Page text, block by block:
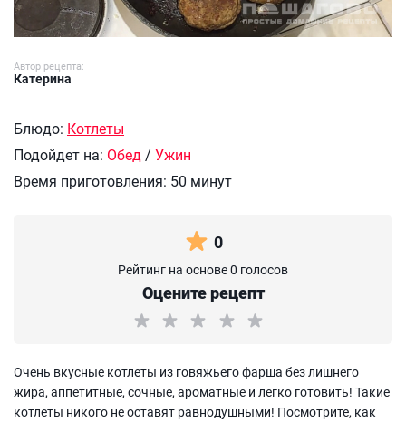
Автор рецепта:
Катерина
Блюдо: Котлеты
Подойдет на: Обед/ Ужин
Время приготовления: 50 минут
0
Рейтинг на основе 0 голосов
Оцените рецепт
Очень вкусные котлеты из говяжьего фарша без лишнего
жира, аппетитные, сочные, ароматные и легко готовить! Такие
котлеты никого не оставят равнодушными! Посмотрите, как